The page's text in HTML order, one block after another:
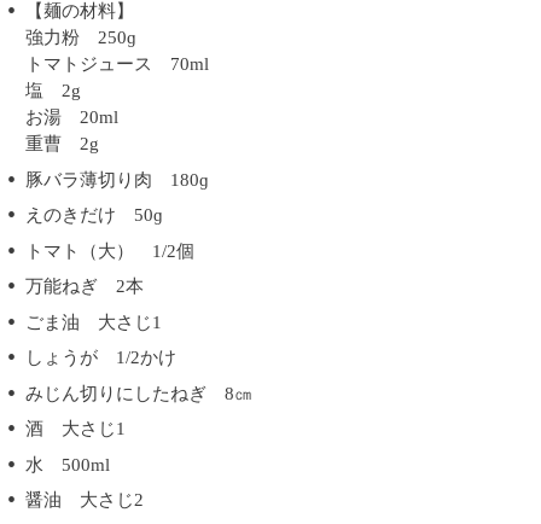
【麺の材料】
強力粉 250ɡ
トマトジュース 70ml
塩 2g
お湯 20ml
重曹 2g
豚バラ薄切り肉 180ɡ
えのきだけ 50ɡ
トマト（大） 1/2個
万能ねぎ 2本
ごま油 大さじ1
しょうが 1/2かけ
みじん切りにしたねぎ 8㎝
酒 大さじ1
水 500ml
醤油 大さじ2